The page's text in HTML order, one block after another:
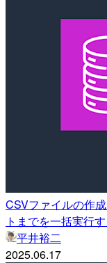
CSVファイルの作
トまでを一括実行
平井裕二
2025.06.17